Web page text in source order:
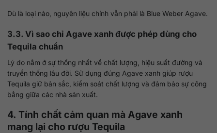
Dù là loại nào, nguyên liệu chính vẫn phải là Blue Weber Agave.
3.3. Vì sao chỉ Agave xanh được phép dùng cho
Tequila chuẩn
Lý do nằm ở sự thống nhất về chất lượng, hiệu suất đường và
truyền thống lâu đời. Sử dụng đúng Agave xanh giúp rượu
Tequila giữ bản sắc, kiểm soát chất lượng và đảm bảo sự công
bằng giữa các nhà sản xuất.
4. Tính chất cảm quan mà Agave xanh
mang lại cho rượu Tequila